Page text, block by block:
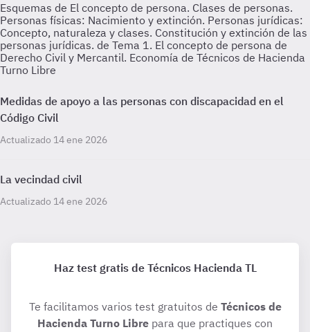
Esquemas de El concepto de persona. Clases de personas.
Personas físicas: Nacimiento y extinción. Personas jurídicas:
Concepto, naturaleza y clases. Constitución y extinción de las
personas jurídicas. de Tema 1. El concepto de persona de
Derecho Civil y Mercantil. Economía de Técnicos de Hacienda
Turno Libre
Medidas de apoyo a las personas con discapacidad en el
Código Civil
Actualizado 14 ene 2026
La vecindad civil
Actualizado 14 ene 2026
Haz test gratis de Técnicos Hacienda TL
Te facilitamos varios test gratuitos de Técnicos de
Hacienda Turno Libre para que practiques con